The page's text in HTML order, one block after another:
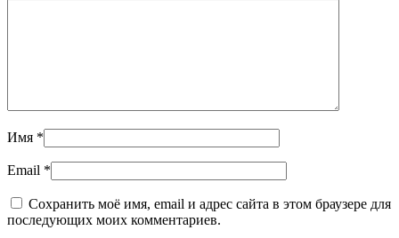
Имя *
Email *
Сохранить моё имя, email и адрес сайта в этом браузере для
последующих моих комментариев.